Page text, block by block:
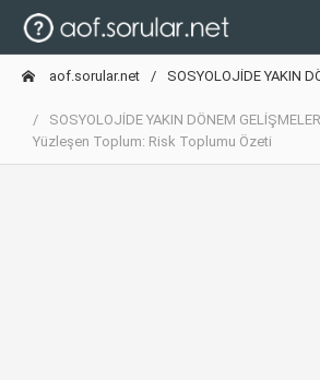
aof.sorular.net SOSYOLOJİDE YAKIN
SOSYOLOJİDE YAKIN DÖNEM
Yüzleşen Toplum: Risk Toplumu Özeti